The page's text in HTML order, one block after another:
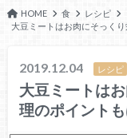
HOME 食
レシピ
大豆ミートはお肉にそっく
2019.12.04 レシピ
大豆ミートは
理のポイント